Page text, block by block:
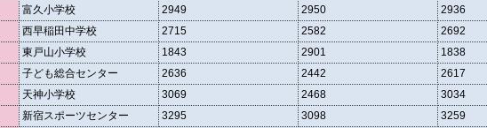
富久小学校 2949 2950 2936
西早稲田中学校 2715 2582 2692
東戸山小学校 1843 2901 1838
子ども総合センター 2636 2442 2617
天神小学校 3069 2468 3034
新宿スポーツセンター 3295 3098 3259